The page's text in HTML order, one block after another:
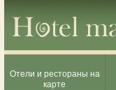
Отели и рестораны на
карте